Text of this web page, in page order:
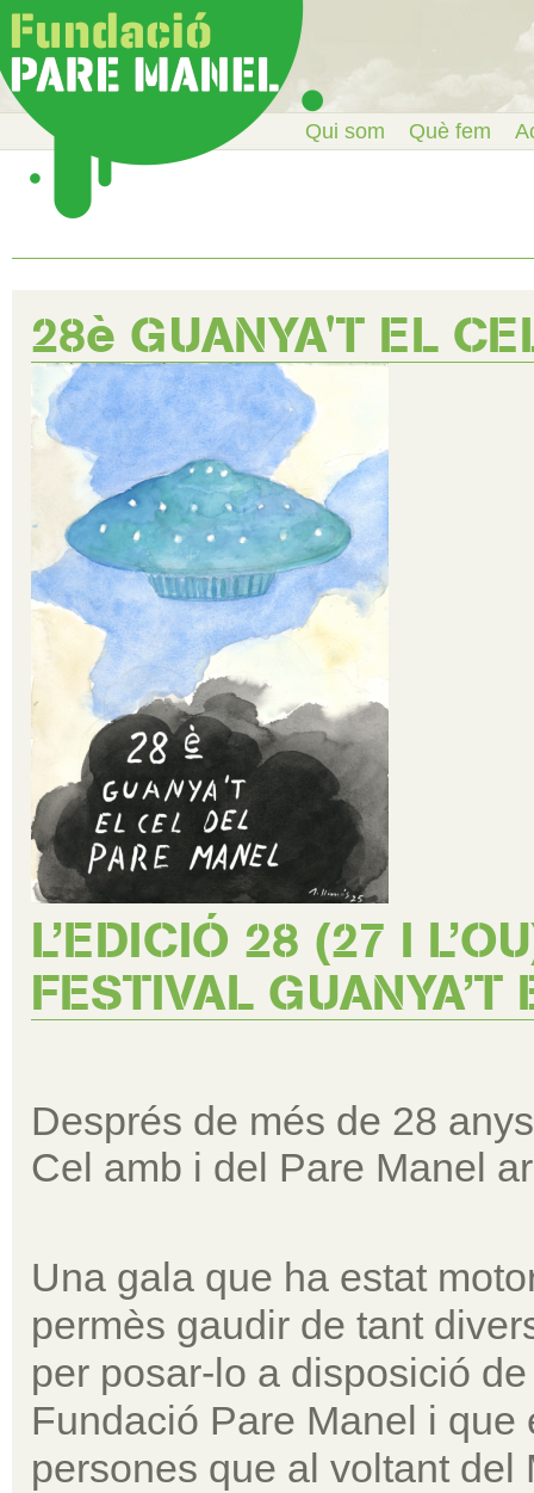
Qui som Què fem
28è GUANYA'T EL
L’EDICIÓ 28 (27 I
FESTIVAL
Després de més de 28
Cel amb i del Pare Manel
Una gala que ha estat
permès gaudir de tant
per posar-lo a disposició
Fundació Pare Manel i
persones que al voltant